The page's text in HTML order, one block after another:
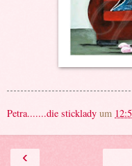
Petra.......die sticklady um
‹